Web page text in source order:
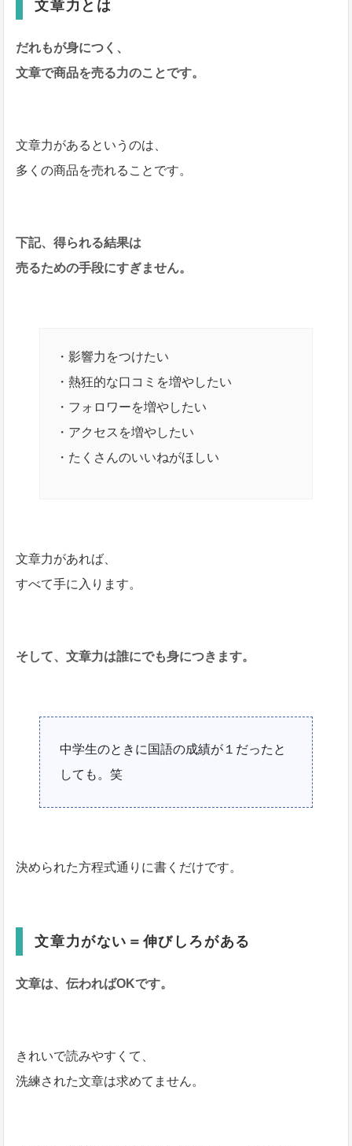
文章力とは
だれもが身につく、
文章で商品を売る力のことです。
文章力があるというのは、
多くの商品を売れることです。
下記、得られる結果は
売るための手段にすぎません。
・影響力をつけたい
・熱狂的な口コミを増やしたい
・フォロワーを増やしたい
・アクセスを増やしたい
・たくさんのいいねがほしい
文章力があれば、
すべて手に入ります。
そして、文章力は誰にでも身につきます。
中学生のときに国語の成績が１だったと
しても。笑
決められた方程式通りに書くだけです。
文章力がない＝伸びしろがある
文章は、伝わればOKです。
きれいで読みやすくて、
洗練された文章は求めてません。